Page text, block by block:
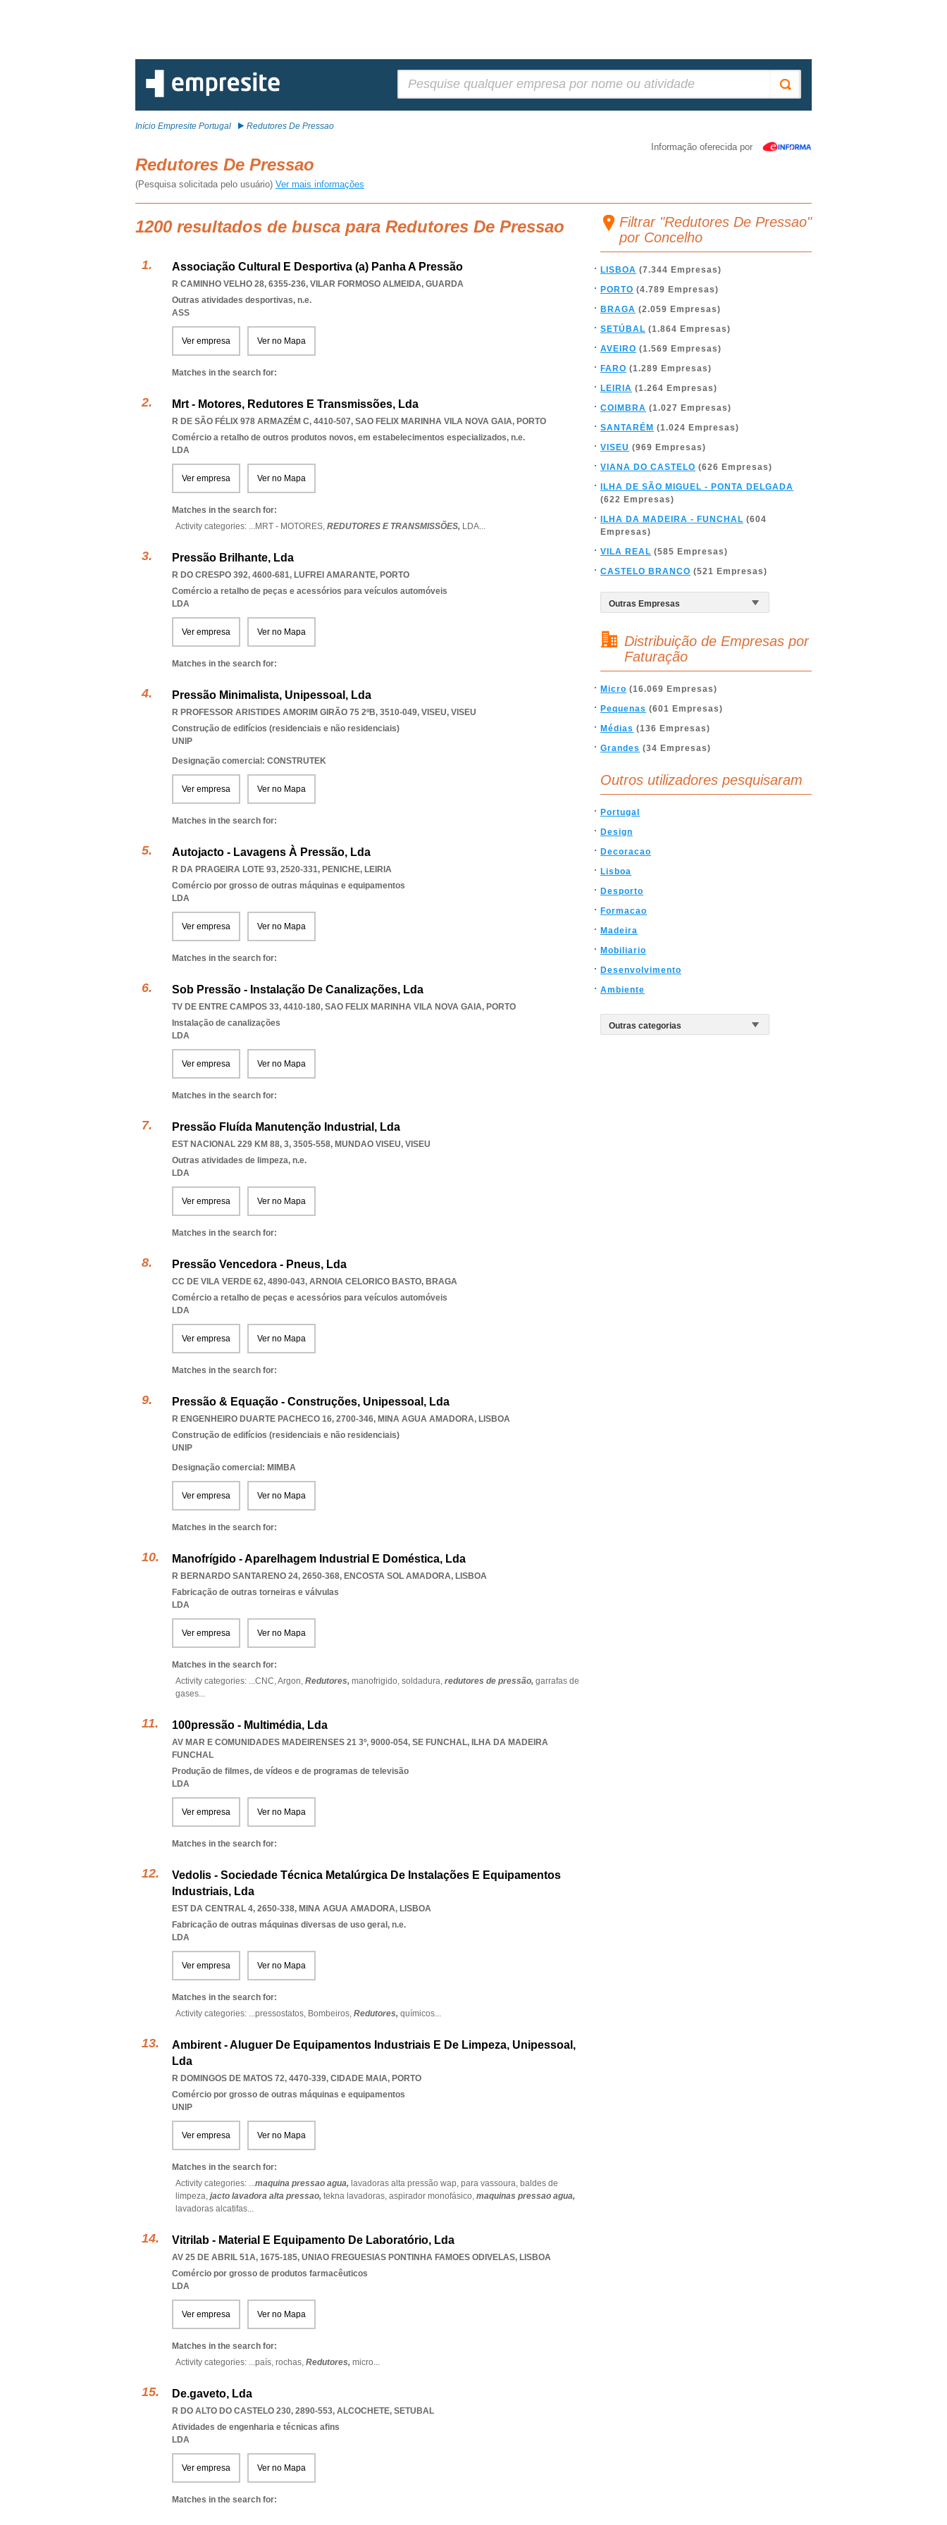
Início Empresite Portugal Redutores De Pressao
Informação oferecida por
Redutores De Pressao
(Pesquisa solicitada pelo usuário) Ver mais informações
1200 resultados de busca para Redutores De Pressao
Associação Cultural E Desportiva (a) Panha A Pressão
R CAMINHO VELHO 28, 6355-236, VILAR FORMOSO ALMEIDA, GUARDA
Outras atividades desportivas, n.e.
ASS
Ver empresa Ver no Mapa
Matches in the search for:
Mrt - Motores, Redutores E Transmissões, Lda
R DE SÃO FÉLIX 978 ARMAZÉM C, 4410-507, SAO FELIX MARINHA VILA NOVA GAIA, PORTO
Comércio a retalho de outros produtos novos, em estabelecimentos especializados, n.e.
LDA
Ver empresa Ver no Mapa
Matches in the search for:
Activity categories: ...MRT - MOTORES, REDUTORES E TRANSMISSÕES, LDA...
Pressão Brilhante, Lda
R DO CRESPO 392, 4600-681, LUFREI AMARANTE, PORTO
Comércio a retalho de peças e acessórios para veículos automóveis
LDA
Ver empresa Ver no Mapa
Matches in the search for:
Pressão Minimalista, Unipessoal, Lda
R PROFESSOR ARISTIDES AMORIM GIRÃO 75 2ºB, 3510-049, VISEU, VISEU
Construção de edifícios (residenciais e não residenciais)
UNIP
Designação comercial: CONSTRUTEK
Ver empresa Ver no Mapa
Matches in the search for:
Autojacto - Lavagens À Pressão, Lda
R DA PRAGEIRA LOTE 93, 2520-331, PENICHE, LEIRIA
Comércio por grosso de outras máquinas e equipamentos
LDA
Ver empresa Ver no Mapa
Matches in the search for:
Sob Pressão - Instalação De Canalizações, Lda
TV DE ENTRE CAMPOS 33, 4410-180, SAO FELIX MARINHA VILA NOVA GAIA, PORTO
Instalação de canalizações
LDA
Ver empresa Ver no Mapa
Matches in the search for:
Pressão Fluída Manutenção Industrial, Lda
EST NACIONAL 229 KM 88, 3, 3505-558, MUNDAO VISEU, VISEU
Outras atividades de limpeza, n.e.
LDA
Ver empresa Ver no Mapa
Matches in the search for:
Pressão Vencedora - Pneus, Lda
CC DE VILA VERDE 62, 4890-043, ARNOIA CELORICO BASTO, BRAGA
Comércio a retalho de peças e acessórios para veículos automóveis
LDA
Ver empresa Ver no Mapa
Matches in the search for:
Pressão & Equação - Construções, Unipessoal, Lda
R ENGENHEIRO DUARTE PACHECO 16, 2700-346, MINA AGUA AMADORA, LISBOA
Construção de edifícios (residenciais e não residenciais)
UNIP
Designação comercial: MIMBA
Ver empresa Ver no Mapa
Matches in the search for:
Manofrígido - Aparelhagem Industrial E Doméstica, Lda
R BERNARDO SANTARENO 24, 2650-368, ENCOSTA SOL AMADORA, LISBOA
Fabricação de outras torneiras e válvulas
LDA
Ver empresa Ver no Mapa
Matches in the search for:
Activity categories: ...CNC,Argon, Redutores, manofrigido, soldadura, redutores de pressão, garrafas de
gases...
100pressão - Multimédia, Lda
AV MAR E COMUNIDADES MADEIRENSES 21 3º, 9000-054, SE FUNCHAL, ILHA DA MADEIRA
FUNCHAL
Produção de filmes, de vídeos e de programas de televisão
LDA
Ver empresa Ver no Mapa
Matches in the search for:
Vedolis - Sociedade Técnica Metalúrgica De Instalações E Equipamentos
Industriais, Lda
EST DA CENTRAL 4, 2650-338, MINA AGUA AMADORA, LISBOA
Fabricação de outras máquinas diversas de uso geral, n.e.
LDA
Ver empresa Ver no Mapa
Matches in the search for:
Activity categories: ...pressostatos, Bombeiros, Redutores, químicos...
Ambirent - Aluguer De Equipamentos Industriais E De Limpeza, Unipessoal,
Lda
R DOMINGOS DE MATOS 72, 4470-339, CIDADE MAIA, PORTO
Comércio por grosso de outras máquinas e equipamentos
UNIP
Ver empresa Ver no Mapa
Matches in the search for:
Activity categories: ...maquina pressao agua, lavadoras alta pressão wap, para vassoura, baldes de
limpeza, jacto lavadora alta pressao, tekna lavadoras, aspirador monofásico, maquinas pressao agua,
lavadoras alcatifas...
Vitrilab - Material E Equipamento De Laboratório, Lda
AV 25 DE ABRIL 51A, 1675-185, UNIAO FREGUESIAS PONTINHA FAMOES ODIVELAS, LISBOA
Comércio por grosso de produtos farmacêuticos
LDA
Ver empresa Ver no Mapa
Matches in the search for:
Activity categories: ...país, rochas, Redutores, micro...
De.gaveto, Lda
R DO ALTO DO CASTELO 230, 2890-553, ALCOCHETE, SETUBAL
Atividades de engenharia e técnicas afins
LDA
Ver empresa Ver no Mapa
Matches in the search for:
Filtrar "Redutores De Pressao"
por Concelho
LISBOA (7.344 Empresas)
PORTO (4.789 Empresas)
BRAGA (2.059 Empresas)
SETÚBAL (1.864 Empresas)
AVEIRO (1.569 Empresas)
FARO (1.289 Empresas)
LEIRIA (1.264 Empresas)
COIMBRA (1.027 Empresas)
SANTARÉM (1.024 Empresas)
VISEU (969 Empresas)
VIANA DO CASTELO (626 Empresas)
ILHA DE SÃO MIGUEL - PONTA DELGADA
(622 Empresas)
ILHA DA MADEIRA - FUNCHAL (604
Empresas)
VILA REAL (585 Empresas)
CASTELO BRANCO (521 Empresas)
Distribuição de Empresas por
Faturação
Micro (16.069 Empresas)
Pequenas (601 Empresas)
Médias (136 Empresas)
Grandes (34 Empresas)
Outros utilizadores pesquisaram
Portugal
Design
Decoracao
Lisboa
Desporto
Formacao
Madeira
Mobiliario
Desenvolvimento
Ambiente